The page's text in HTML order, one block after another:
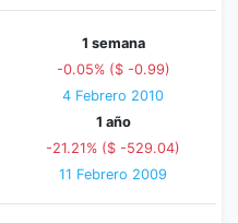
1 semana
-0.05% ($ -0.99)
4 Febrero 2010
1 año
-21.21% ($ -529.04)
11 Febrero 2009